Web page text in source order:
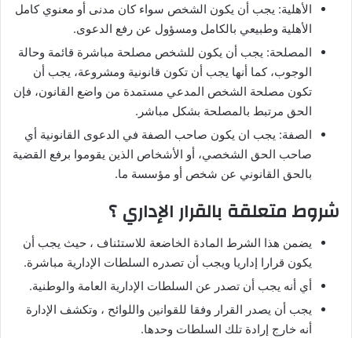
الأهلية: يجب أن يكون الشخص سواء كان مدنى أو معنوي كامل
الأهلية وطبيعي بالكامل ومسؤول عن رفع الدعوى.
المصلحة: يجب أن يكون للشخص مصلحة مباشرة قائمة وحالة
الوجوب، كما أنها يجب أن تكون قانونية ومشروعة، يجب أن
تكون مصلحة الشخص المدعي مستمدة من واضع القانون، فإن
الحق مرتبط بالمصلحة بشكل مباشر.
الصفة: يجب ان يكون صاحب الصفة في الدعوى القانونية أي
صاحب الحق الشخصي، أو الأشخاص الذين يقوموا برفع القضية
بالحق القانوني عن شخص أو مؤسسة ما.
شروط متعلقة بالقرار الإداري ؟
يضمن هذا الشرط المادة الخاضعة للاستئناف ، حيث يجب أن
يكون قرارا إداريا ويجب أن تصدره السلطات الإدارية مباشرة.
أي أنه يجب أن تصدر عن السلطات الإدارية العامة والوطنية.
يجب أن يصدر القرار وفقا للقوانين واللوائح ، وتكشف الإدارة
أنه خارج إرادة تلك السلطات وحدها.